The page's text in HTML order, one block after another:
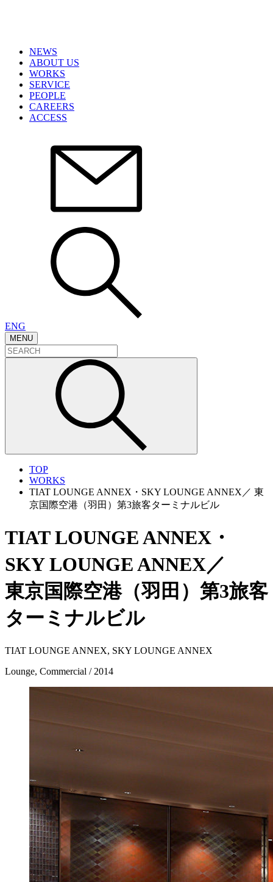
NEWS
ABOUT US
WORKS
SERVICE
PEOPLE
CAREERS
ACCESS
ENG
MENU
TOP
WORKS
TIAT LOUNGE ANNEX・SKY LOUNGE ANNEX／ 東
京国際空港（羽田）第3旅客ターミナルビル
TIAT LOUNGE ANNEX・
SKY LOUNGE ANNEX／
東京国際空港（羽田）第3旅客
ターミナルビル
TIAT LOUNGE ANNEX, SKY LOUNGE ANNEX
Lounge, Commercial / 2014